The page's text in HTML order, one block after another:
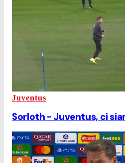
Juventus
Sorloth - Juventus, ci